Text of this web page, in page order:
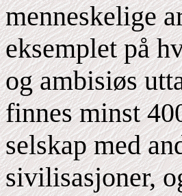
menneskelige
eksemplet på
og ambisiøs
finnes minst
selskap med
sivilisasjoner,